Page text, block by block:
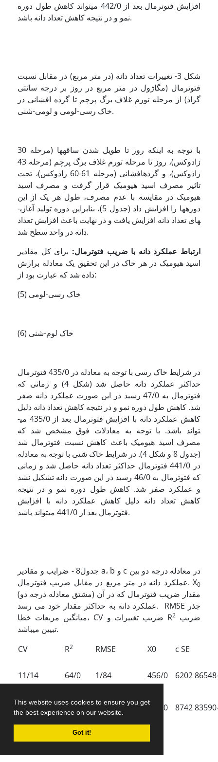
This website uses cookies to ensure you get
the best experience on our website.
Got it!
افزایش فتوترمال بعد از 442/0 می­تواند کاهش طول دوره
نمو و در نتیجه کاهش تعداد دانه باشد.
شکل 3- تغییرات تعداد دانه (در متر مربع) در مقابل نسبت
فتوترمال (مگاژول در متر مربع در روز بر درجه سانتی
گراد) از مرحله تورم غلاف برگ پرچم تا گرده افشانی در
خاک رسی-لومی و لومی-شنی.
با توجه به اینکه روز تا طویل شدن ساقه­ها (مرحله 30
زادوکس)، روز تا مرحله تورم غلاف برگ پرچم (مرحله 43
زادوکس)، و گرده­افشانی (مرحله 61-60 زادوکس)، تحت
تاثیر مصرف اسید هیومیک قرار گرفت و مصرف اسید
هیومیک در مقایسه با عدم مصرف، طول هر یک از این
دوره­ها را افزایش داد (جدول 5)، بنابراین دوره تولید آغازی­
های تعداد دانه افزایش یافت و در نهایت باعث افزایش تعداد
دانه در واحد سطح شد.
ارتباط عملکرد دانه با ضریب فتوترمال: برای کل مقادیر
اسید هیومیک در هر خاک در این تحقیق یک معادله برازش
داده شد که عبارت بود از:
(5) خاک رسی-لومی
(6) خاک لوم-شنی
در شرایط خاک رسی با توجه به معادله در 435/0 فتوترمال
حداکثر عملکرد دانه حاصل شد (شکل 4) و زمانی که
فتوترمال به 47/0 رسید در این صورت عملکرد
دانه صفر
شد. کاهش طول دوره نمو و در نتیجه کاهش تعداد دانه دلیل
کاهش عملکرد دانه با افزایش فتوترمال بعد از 435/0 می­
تواند باشد. با توجه به معادلات فوق مشخص شد که
مصرف اسید هیومیک باعث کاهش نسبت فتوترمال شد
(جدول 8 و شکل­ 4). در شرایط خاک شنی با توجه به معادله
در 441/0 فتوترمال حداکثر تعداد دانه حاصل شد و زمانی
که فتوترمال به 46/0 رسید در این صورت دانه تشکیل نشد
و عملکرد صفر شد. کاهش طول دوره نمو و در نتیجه
کاهش تعداد دانه دلیل کاهش عملکرد دانه با افزایش
فتوترمال بعد از 441/0 می­تواند باشد.
جدول8 - ضرایب و مقادیر a، b و c در معادله درجه دو بین
عملکرد دانه در متر مربع در مقابل ضریب فتوترمال. X0
(مشتق معادله درجه دو) مقدار ضریب فتوترمال که در آن
عملکرد دانه به حداکثر مقدار خود می رسد. RMSE جذر
میانگین مربعات خطا، CV ضریب تغییرات و R2
تبیین می­باشد.
CV
R2 RMSE X0 c SE
11/14 64/0 1/84 456/0 6202
35/7 78/0 84/49 455/0 8742